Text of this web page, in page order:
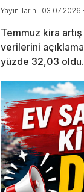
Yayın Tarihi: 03.07.2026
Temmuz kira
verilerini
yüzde 32,03 oldu.